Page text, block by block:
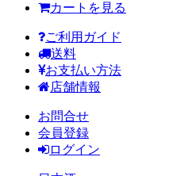
カートを見る
ご利用ガイド
送料
お支払い方法
店舗情報
お問合せ
会員登録
ログイン